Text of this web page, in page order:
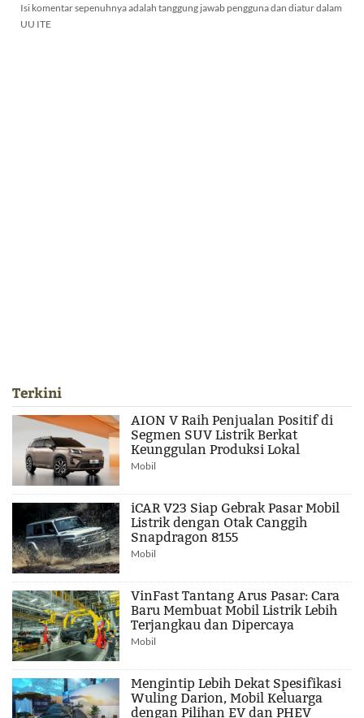
Isi komentar sepenuhnya adalah tanggung jawab pengguna dan diatur dalam
UU ITE
Terkini
AION V Raih Penjualan Positif di
Segmen SUV Listrik Berkat
Keunggulan Produksi Lokal
Mobil
iCAR V23 Siap Gebrak Pasar Mobil
Listrik dengan Otak Canggih
Snapdragon 8155
Mobil
VinFast Tantang Arus Pasar: Cara
Baru Membuat Mobil Listrik Lebih
Terjangkau dan Dipercaya
Mobil
Mengintip Lebih Dekat Spesifikasi
Wuling Darion, Mobil Keluarga
dengan Pilihan EV dan PHEV